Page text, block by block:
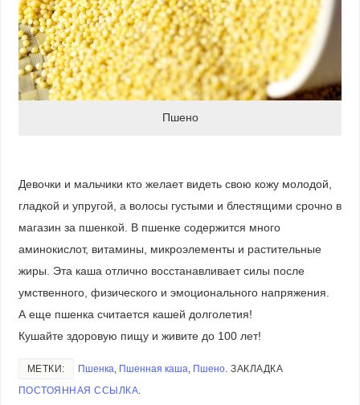
Пшено
Девочки и мальчики кто желает видеть свою кожу молодой,
гладкой и упругой, а волосы густыми и блестящими срочно в
магазин за пшенкой. В пшенке содержится много
аминокислот, витамины, микроэлементы и растительные
жиры. Эта каша отлично восстанавливает силы после
умственного, физического и эмоционального напряжения.
А еще пшенка считается кашей долголетия!
Кушайте здоровую пищу и живите до 100 лет!
МЕТКИ: Пшенка, Пшенная каша, Пшено. ЗАКЛАДКА
ПОСТОЯННАЯ ССЫЛКА.